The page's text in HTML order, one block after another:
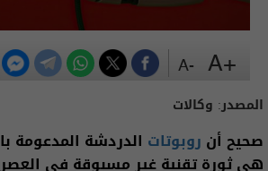
المصدر: وكالات
صحيح أن روبوتات الدردشة المدعومة
هي ثورة تقنية غير مسبوقة في
+A
-A